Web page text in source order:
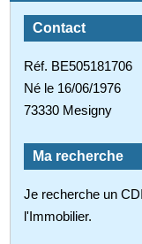
Contact
Réf. BE505181706
Né le 16/06/1976
73330 Mesigny
Ma recherche
Je recherche un
l'Immobilier.